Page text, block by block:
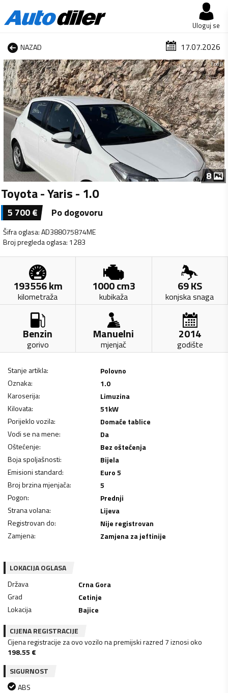
Uloguj se
NAZAD 17.07.2026
1 od 8
8
Toyota - Yaris - 1.0
5 700€ Po dogovoru
Šifra oglasa:AD388075874ME
Broj pregleda oglasa: 1283
193556km
kilometraža
1000cm3
kubikaža
69KS
konjska snaga
Benzin
gorivo
Manuelni
mjenjač
2014
godište
Stanje artikla:
Polovno
Oznaka:
1.0
Karoserija:
Limuzina
Kilovata: 51kW
Porijeklo vozila:
Domaće tablice
Vodi se na mene:
Da
Oštećenje:
Bez oštećenja
Boja spoljašnosti:
Bijela
Emisioni standard:
Euro 5
Broj brzina mjenjača:
5
Pogon:
Prednji
Strana volana:
Lijeva
Registrovan do:
Nije registrovan
Zamjena: Zamjena za jeftinije
LOKACIJA OGLASA
Država
Crna Gora
Grad
Cetinje
Lokacija
Bajice
CIJENA REGISTRACIJE
Cijena registracije za ovo vozilo na premijski razred 7 iznosi oko
198.55 €
SIGURNOST
ABS